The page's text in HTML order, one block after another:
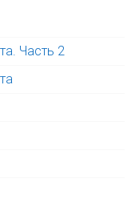
Часть 2